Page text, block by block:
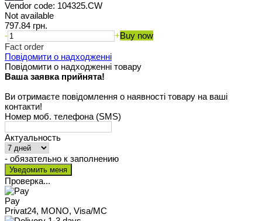
Vendor code: 104325.CW
Not available
797.84 грн.
-
+Buy now
Fact order
Повідомити о надходженні
Повідомити о надходженні товару
Ваша заявка прийнята!
Ви отримаєте повідомлення о наявності товару на ваші
контакти!
Номер моб. телефона (SMS)
Актуальность
- обязательно к заполнению
Проверка...
Pay
Privat24, MONO, Visa/MC